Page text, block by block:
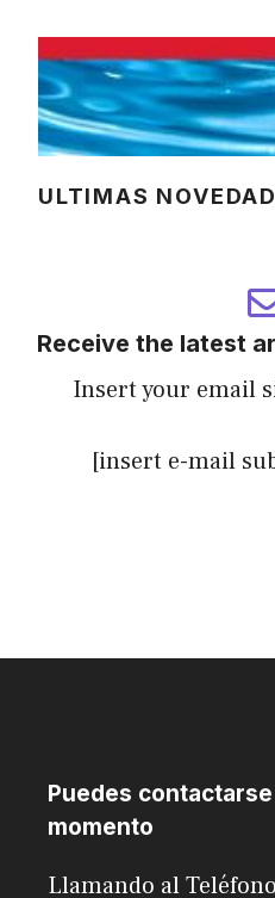
ULTIMAS
Receive the latest
Insert your email
[insert e-mail
Puedes
momento
Llamando al